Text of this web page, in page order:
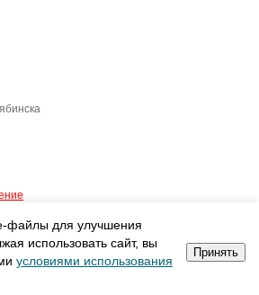
Group
сайтов
файлы для улучшения
использовать сайт, вы
условиями использования
Принять